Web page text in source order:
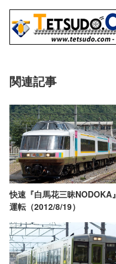
関連記事
快速『白馬花三昧NODOKA』
運転（2012/8/19）